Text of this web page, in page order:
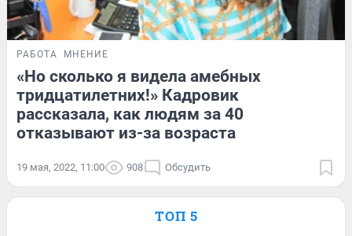
РАБОТА МНЕНИЕ
«Но сколько я видела амебных
тридцатилетних!» Кадровик
рассказала, как людям за 40
отказывают из-за возраста
19 мая, 2022, 11:00 908 Обсудить
ТОП 5